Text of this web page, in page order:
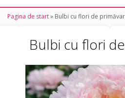
Pagina de start» Bulbi cu flori de
Bulbi cu flori